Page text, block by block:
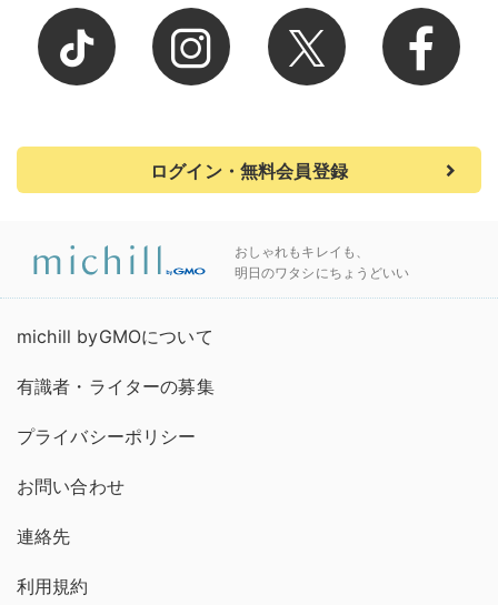
ログイン・無料会員登録
おしゃれもキレイも、
明日のワタシにちょうどいい
michill byGMOについて
有識者・ライターの募集
プライバシーポリシー
お問い合わせ
連絡先
利用規約